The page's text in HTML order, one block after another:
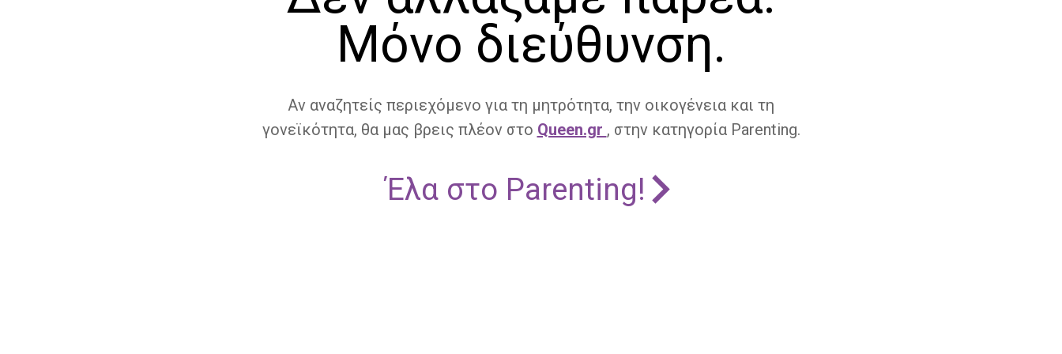
Μόνο διεύθυνση.
Αν αναζητείς περιεχόμενο για τη μητρότητα, την οικογένεια και τη
γονεϊκότητα, θα μας βρεις πλέον στο Queen.gr , στην κατηγορία Parenting.
Έλα στο Parenting!